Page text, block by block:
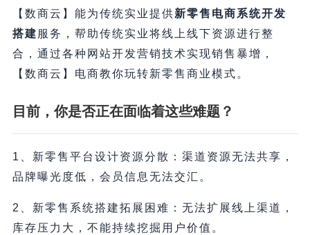
【数商云】能为传统实业提供新零售电商系统开发
搭建 服务，帮助传统实业将线上线下资源进行整
合，通过各种网站开发营销技术实现销售暴增，
【数商云】电商教你玩转新零售商业模式。
目前，你是否正在面临着这些难题？
1、新零售平台设计资源分散：渠道资源无法共享，
品牌曝光度低，会员信息无法交汇。
2、新零售系统搭建拓展困难：无法扩展线上渠道，
库存压力大，不能持续挖掘用户价值。